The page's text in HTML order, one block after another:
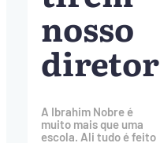
nosso
diretor
A Ibrahim Nobre é
muito mais que uma
escola. Ali tudo é feito